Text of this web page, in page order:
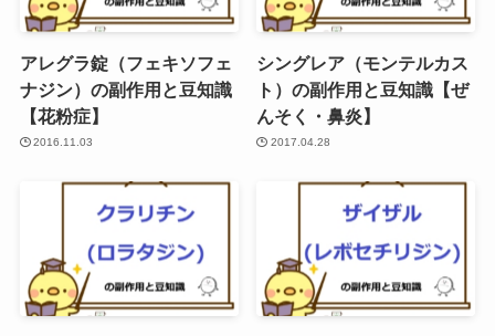
アレグラ錠（フェキソフェ
ナジン）の副作用と豆知識
【花粉症】
2016.11.03
シングレア（モンテルカス
ト）の副作用と豆知識【ぜ
んそく・鼻炎】
2017.04.28